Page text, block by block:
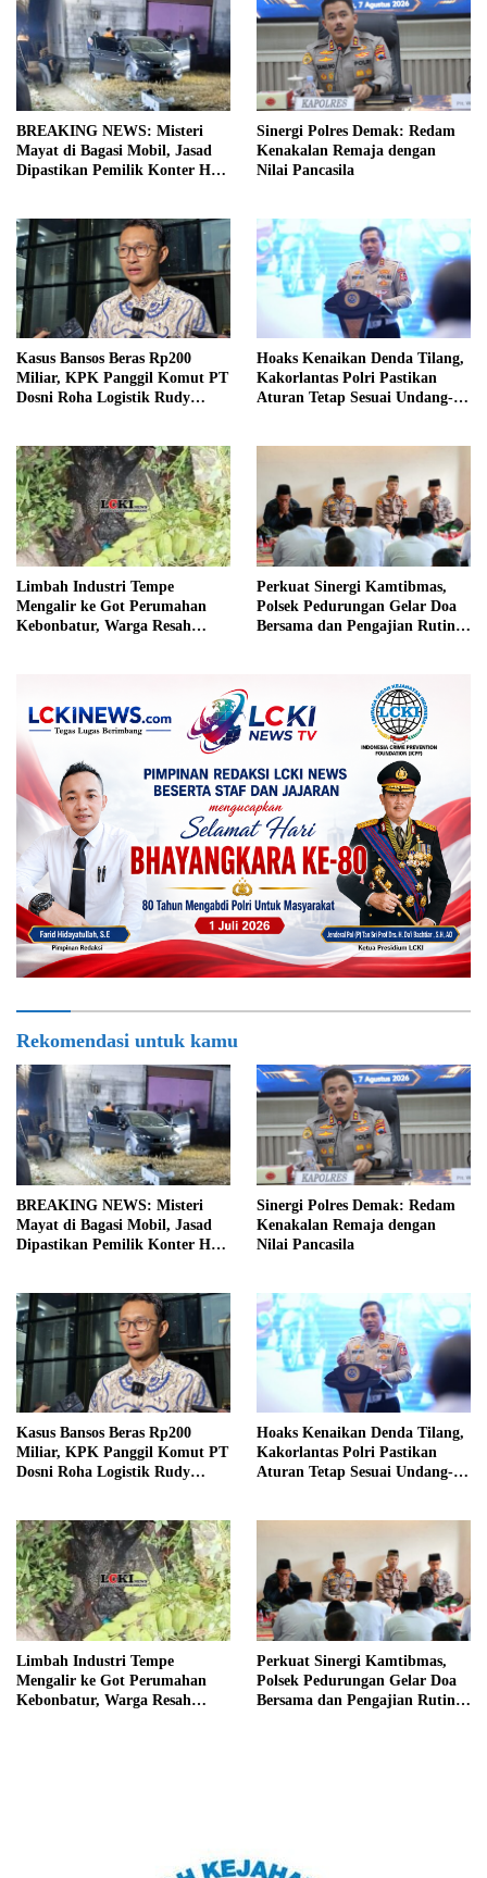
BREAKING NEWS: Misteri
Mayat di Bagasi Mobil, Jasad
Dipastikan Pemilik Konter HP
Sinergi Polres Demak: Redam
Kenakalan Remaja dengan
Nilai Pancasila
Kasus Bansos Beras Rp200
Miliar, KPK Panggil Komut PT
Dosni Roha Logistik Rudy
Hoaks Kenaikan Denda Tilang,
Kakorlantas Polri Pastikan
Aturan Tetap Sesuai Undang-
Limbah Industri Tempe
Mengalir ke Got Perumahan
Kebonbatur, Warga Resah
Perkuat Sinergi Kamtibmas,
Polsek Pedurungan Gelar Doa
Bersama dan Pengajian Rutin
Rekomendasi untuk kamu
BREAKING NEWS: Misteri
Mayat di Bagasi Mobil, Jasad
Dipastikan Pemilik Konter HP
Sinergi Polres Demak: Redam
Kenakalan Remaja dengan
Nilai Pancasila
Kasus Bansos Beras Rp200
Miliar, KPK Panggil Komut PT
Dosni Roha Logistik Rudy
Hoaks Kenaikan Denda Tilang,
Kakorlantas Polri Pastikan
Aturan Tetap Sesuai Undang-
Limbah Industri Tempe
Mengalir ke Got Perumahan
Kebonbatur, Warga Resah
Perkuat Sinergi Kamtibmas,
Polsek Pedurungan Gelar Doa
Bersama dan Pengajian Rutin